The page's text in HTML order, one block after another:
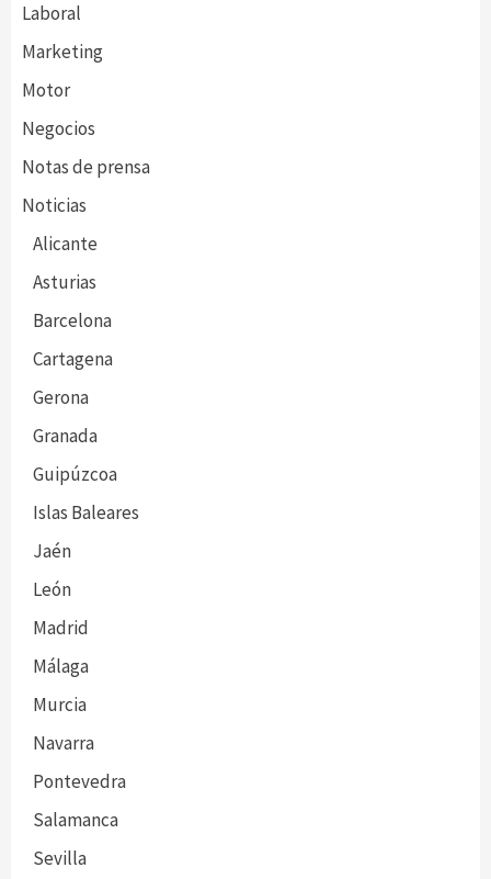
Laboral
Marketing
Motor
Negocios
Notas de prensa
Noticias
Alicante
Asturias
Barcelona
Cartagena
Gerona
Granada
Guipúzcoa
Islas Baleares
Jaén
León
Madrid
Málaga
Murcia
Navarra
Pontevedra
Salamanca
Sevilla